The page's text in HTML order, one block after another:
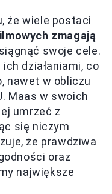
że wiele postaci
zmagają
swoje cele.
działaniami, co
nawet w obliczu
Maas w swoich
umrzeć z
się niczym
że prawdziwa
oraz
największe